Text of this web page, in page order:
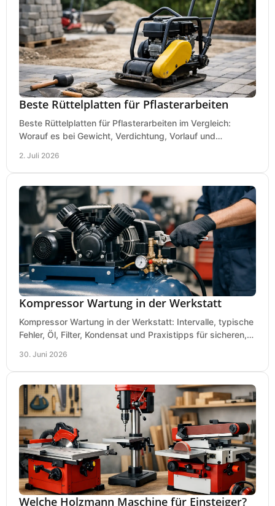
Beste Rüttelplatten für Pflasterarbeiten
Beste Rüttelplatten für Pflasterarbeiten im Vergleich:
Worauf es bei Gewicht, Verdichtung, Vorlauf und
2. Juli 2026
Kompressor Wartung in der Werkstatt
Kompressor Wartung in der Werkstatt: Intervalle, typische
Fehler, Öl, Filter, Kondensat und Praxistipps für sicheren,
30. Juni 2026
Welche Holzmann Maschine für Einsteiger?